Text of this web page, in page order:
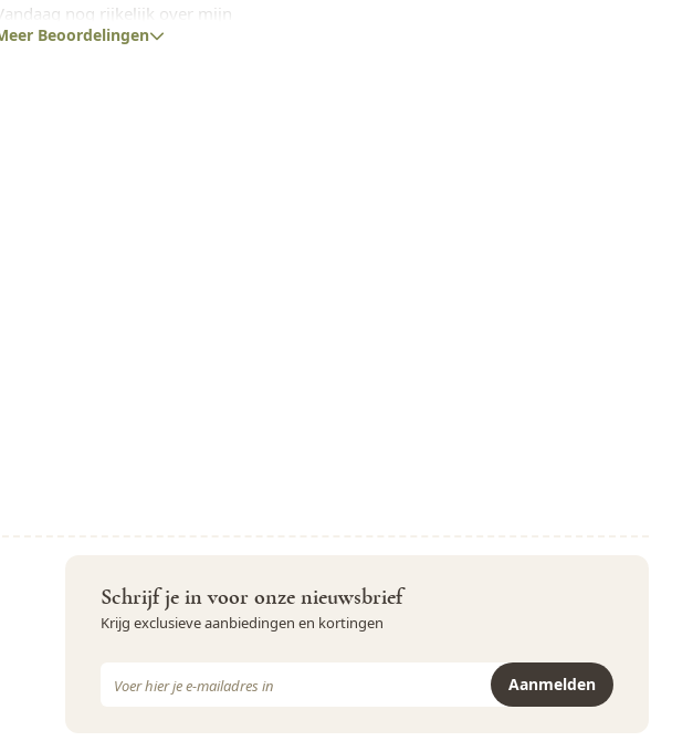
nog rijkelijk over mijn
gestrooid ! tip.laatste 5 min.
Beoordelingen
Schrijf je in voor onze nieuwsbrief
Krijg exclusieve aanbiedingen en kortingen
Aanmelden